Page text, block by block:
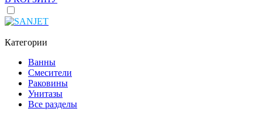
Категории
Ванны
Смесители
Раковины
Унитазы
Все разделы